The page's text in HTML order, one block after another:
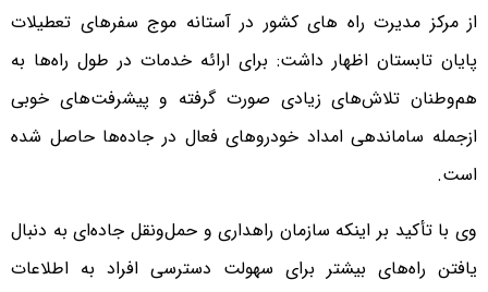
از مرکز مدیرت راه های کشور در آستانه موج سفرهای تعطیلات
پایان تابستان اظهار داشت: برای ارائه خدمات در طول راه‌ها به
هم‌وطنان تلاش‌های زیادی صورت گرفته و پیشرفت‌های خوبی
ازجمله ساماندهی امداد خودروهای فعال در جاده‌ها حاصل شده
است.
وی با تأکید بر اینکه سازمان راهداری و حمل‌ونقل جاده‌ای به دنبال
یافتن راه‌های بیشتر برای سهولت دسترسی افراد به اطلاعات